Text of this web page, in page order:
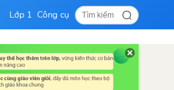
Lớp 1 Công cụ